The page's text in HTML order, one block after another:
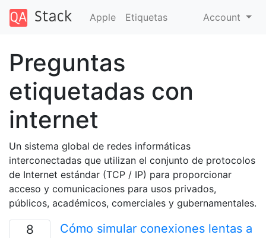
Apple Etiquetas Account
Preguntas
etiquetadas con
internet
Un sistema global de redes informáticas
interconectadas que utilizan el conjunto de protocolos
de Internet estándar (TCP / IP) para proporcionar
acceso y comunicaciones para usos privados,
públicos, académicos, comerciales y gubernamentales.
8
Cómo simular conexiones lentas a